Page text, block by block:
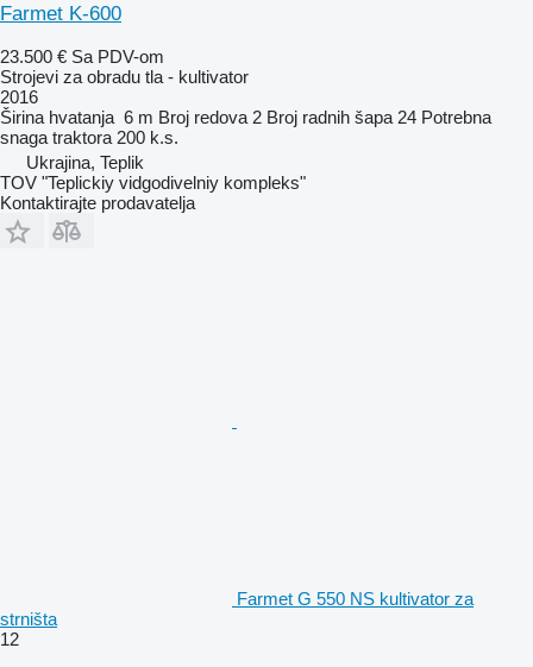
Farmet K-600
23.500 € Sa PDV-om
Strojevi za obradu tla - kultivator
2016
Širina hvatanja 6 m Broj redova 2 Broj radnih šapa 24 Potrebna
snaga traktora 200 k.s.
Ukrajina, Teplik
TOV "Teplickiy vidgodivelniy kompleks"
Kontaktirajte prodavatelja
Farmet G 550 NS kultivator za
strništa
12